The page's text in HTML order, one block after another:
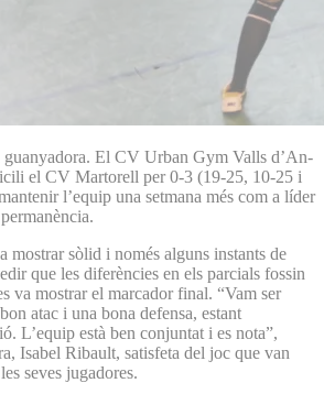
guanyadora. El CV Urban Gym Valls d’An­
el CV Martorell per 0-3 (19-25, 10-25 i
l’equip una setmana més com a líder
mostrar sòlid i només alguns instants de
que les diferències en els parcials fossin
va mostrar el marcador final. “Vam ser
atac i una bona defensa, estant
L’equip està ben conjuntat i es nota”,
Isabel Ribault, satisfeta del joc que van
seves jugadores.